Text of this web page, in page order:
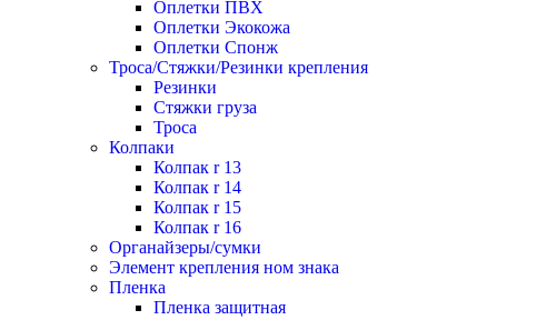
Оплетки ПВХ
Оплетки Экокожа
Оплетки Спонж
Троса/Стяжки/Резинки крепления
Резинки
Стяжки груза
Троса
Колпаки
Колпак r 13
Колпак r 14
Колпак r 15
Колпак r 16
Органайзеры/сумки
Элемент крепления ном знака
Пленка
Пленка защитная